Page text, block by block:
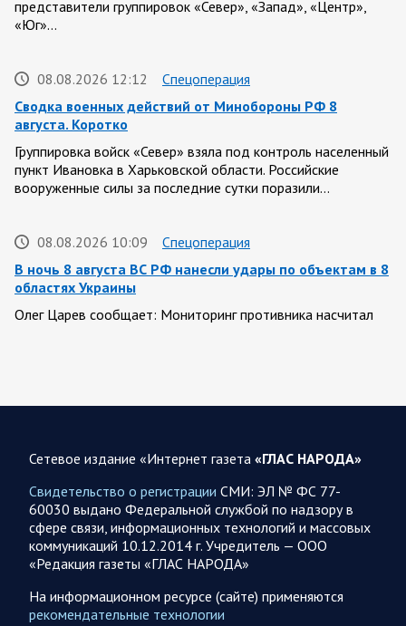
представители группировок «Север», «Запад», «Центр»,
«Юг»…
08.08.2026 12:12
Спецоперация
Сводка военных действий от Минобороны РФ 8
августа. Коротко
Группировка войск «Север» взяла под контроль населенный
пункт Ивановка в Харьковской области. Российские
вооруженные силы за последние сутки поразили…
08.08.2026 10:09
Спецоперация
В ночь 8 августа ВС РФ нанесли удары по объектам в 8
областях Украины
Олег Царев сообщает: Мониторинг противника насчитал
08.08.2026 10:05
Спецоперация
397 украинских БПЛА сбито ПВО ночью над 15 субъектами
Белгородской, Брянской, Воронежской, Курской, Липецкой,
Орловской,…
08.08.2026 09:45
Саратовская область
После реализации инвестиционного проекта
Аткарской птицефабрики предприятию необходимо
Сетевое издание «Интернет газета «ГЛАС НАРОДА»
Свидетельство о регистрации СМИ: ЭЛ № ФС 77-
60030 выдано Федеральной службой по надзору в
сфере связи, информационных технологий и массовых
коммуникаций 10.12.2014 г. Учредитель — ООО
«Редакция газеты «ГЛАС НАРОДА»
На информационном ресурсе (сайте) применяются
рекомендательные технологии